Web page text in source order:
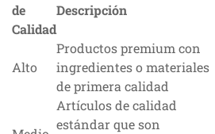
de
Calidad
Descripción
Alto
Productos premium con
ingredientes o materiales
de primera calidad
Artículos de calidad
estándar que son